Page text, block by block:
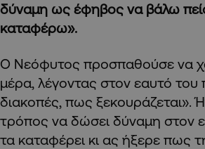
δύναμη ως έφηβος να βάλω
καταφέρω».
Ο Νεόφυτος προσπαθούσε να
μέρα, λέγοντας στον εαυτό του
διακοπές, πως ξεκουράζεται».
τρόπος να δώσει δύναμη στον
τα καταφέρει κι ας ήξερε πως